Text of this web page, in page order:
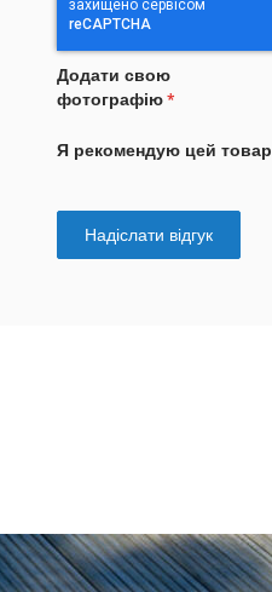
Додати свою
фотографію
Я рекомендую цей товар
Надіслати відгук